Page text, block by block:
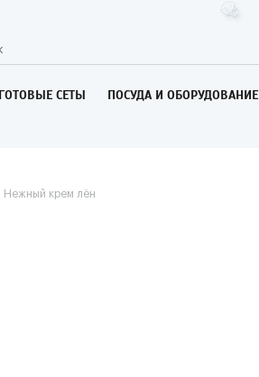
ГОТОВЫЕ СЕТЫ ПОСУДА И ОБОРУДОВАНИЕ
Нежный крем лён